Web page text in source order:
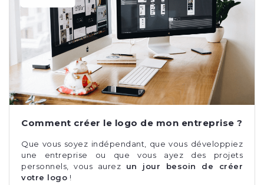
Comment créer le logo de mon entreprise ?
Que vous soyez indépendant, que vous développiez
une entreprise ou que vous ayez des projets
personnels, vous aurez un jour besoin de créer
votre logo !